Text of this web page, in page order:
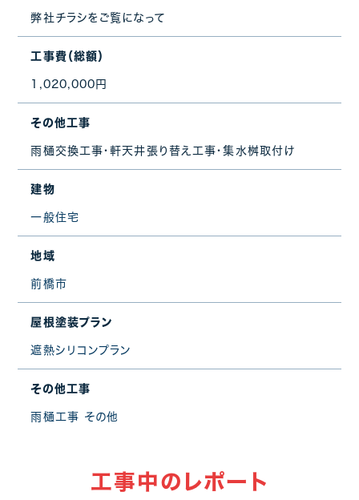
弊社チラシをご覧になって
工事費（総額）
1,020,000円
その他工事
雨樋交換工事・軒天井張り替え工事・集水桝取付け
建物
一般住宅
地域
前橋市
屋根塗装プラン
遮熱シリコンプラン
その他工事
雨樋工事 その他
工事中のレポート